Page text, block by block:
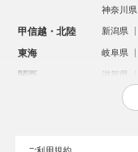
神奈川県
甲信越・北陸 新潟県
東海 岐阜県
関西 滋賀県
鳥取県